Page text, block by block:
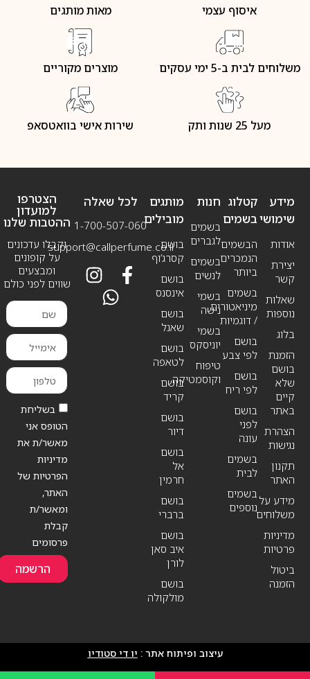
איסוף עצמי מאות מותגים
משלוחים לבית ב-5 ימי עסקים מוצרים מקוריים
מעל 25 שנות ותק שירות אישי בוואטסאפ
מידע
שימושי
אודות
יצירת
קשר
שאלות
נוספות
בלוג
הזמנת
בושם
שלא
קיים
באתר
הצהרת
נגישות
תקנון
האתר
מידע על
משלוחים
מדיניות
פרטיות
ביטול
הזמנה
חנות
בשמים
לגברים
בשמים
לנשים
בשמי
נישה
בשמי
יוניסקס
טיפוח
וקוסמטיקה
קטלוג
בשמים
הבשמים
הנמכרים
ביותר
בשמים
מיניאטורים
/ דוגמיות
בושם
לפי צבע
בושם
לפי ריח
בושם
לפני
עונה
בשמים
לבית
בשמים
נוספים
מותגים
מובילים
בושם
קסרג’וף
בושם
אינסנס
בושם
שאנל
בושם
לטאפה
בושם
קריד
בושם
דיור
בושם
אל
חרמין
בושם
ברברי
בושם
איב סאן
לורן
בושם
מולקולה
לכל שאלה
1-700-507-060
support@callperfume.co.il
הצטרפו
למועדון
ההטבות שלנו
וקבלו עדכונים
על קופונים
ומבצעים
שווים לפני כולם
בשליחת
הטופס אני
מאשר/ת את
מדיניות
הפרטיות של
האתר,
ומאשר/ת
קבלת
פרסומים
הרשמה
עיצוב ופיתוח אתר : יו די סטודיו